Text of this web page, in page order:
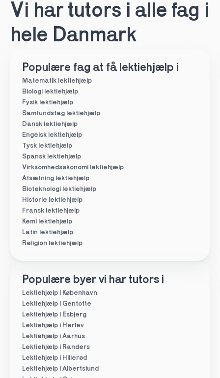
Vi har tutors i alle fag i
hele Danmark
Populære fag at få lektiehjælp i
Matematik lektiehjælp
Biologi lektiehjælp
Fysik lektiehjælp
Samfundsfag lektiehjælp
Dansk lektiehjælp
Engelsk lektiehjælp
Tysk lektiehjælp
Spansk lektiehjælp
Virksomhedsøkonomi lektiehjælp
Afsætning lektiehjælp
Bioteknologi lektiehjælp
Historie lektiehjælp
Fransk lektiehjælp
Kemi lektiehjælp
Latin lektiehjælp
Religion lektiehjælp
Populære byer vi har tutors i
Lektiehjælp i København
Lektiehjælp i Gentofte
Lektiehjælp i Esbjerg
Lektiehjælp i Herlev
Lektiehjælp i Aarhus
Lektiehjælp i Randers
Lektiehjælp i Hillerød
Lektiehjælp i Albertslund